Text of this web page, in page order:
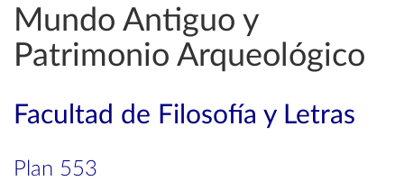
Mundo Antiguo y
Patrimonio Arqueológico
Facultad de Filosofía y Letras
Plan 553